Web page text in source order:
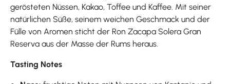
gerösteten Nüssen, Kakao, Toffee und Kaffee. Mit seiner
natürlichen Süße, seinem weichen Geschmack und der
Fülle von Aromen sticht der Ron Zacapa Solera Gran
Reserva aus der Masse der Rums heraus.
Tasting Notes